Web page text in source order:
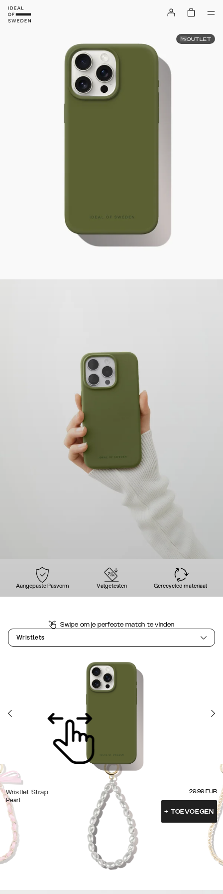
Aangepaste Pasvorm Valgetesten Gerecycled materiaal
Swipe om je perfecte match te vinden
Wristlets
Wristlet Strap
Pearl
29.99 EUR
+ TOEVOEGEN
OUTLET